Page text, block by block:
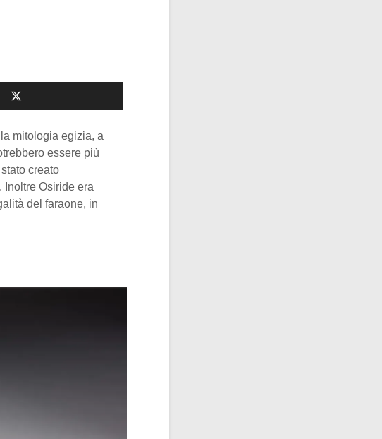
mitologia egizia, a
essere più
creato
Inoltre Osiride era
del faraone, in